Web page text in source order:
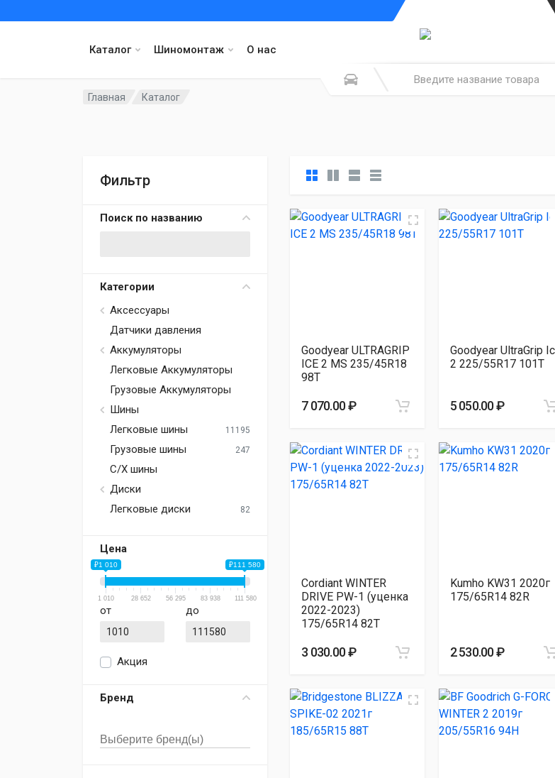
Каталог Шиномонтаж О нас
Главная Каталог
Фильтр
Поиск по названию
Категории
Аксессуары
Датчики давления
Аккумуляторы
Легковые Аккумуляторы
Грузовые Аккумуляторы
Шины
Легковые шины
11195
Грузовые шины 247
С/Х шины
Диски
Легковые диски
82
Цена
₽1 010 ₽111 580
1 010 28 652 56 295 83 938 111 580
от до
Акция
Бренд
Goodyear ULTRAGRIP
ICE 2 MS 235/45R18
98T
7 070.00 ₽
Goodyear UltraGrip
2 225/55R17 101T
5 050.00 ₽
Cordiant WINTER
DRIVE PW-1 (уценка
2022-2023)
175/65R14 82T
3 030.00 ₽
Kumho KW31 2020г
175/65R14 82R
2 530.00 ₽